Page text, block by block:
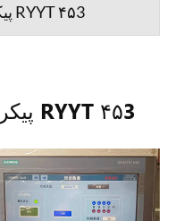
پیکربندی اختیاری سری RYYT ۴۵3
پیکربندی استاندارد سری RYYT ۴۵3